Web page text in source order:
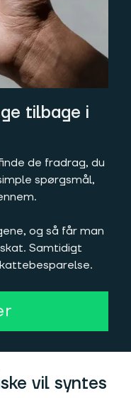
tilbage i
de fradrag, du
spørgsmål,
og så får man
Samtidigt
vil syntes